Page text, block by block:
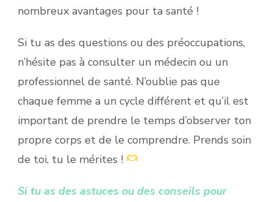
nombreux avantages pour ta santé !
Si tu as des questions ou des préoccupations,
n’hésite pas à consulter un médecin ou un
professionnel de santé. N’oublie pas que
chaque femme a un cycle différent et qu’il est
important de prendre le temps d’observer ton
propre corps et de le comprendre. Prends soin
de toi, tu le mérites !
Si tu as des astuces ou des conseils pour